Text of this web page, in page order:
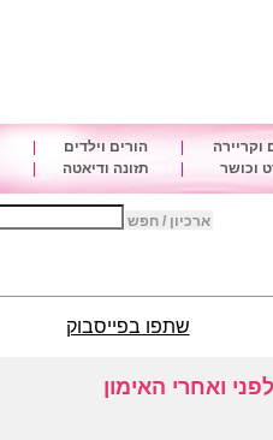
וקריירה הורים וילדים
וכושר תזונה ודיאטה
ארכיון / חפש
שתפו בפייסבוק
ואחרי האימון